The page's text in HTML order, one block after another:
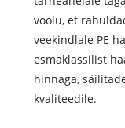
voolu, et
veekindlale PE
esmaklassilist
hinnaga,
kvaliteedile.